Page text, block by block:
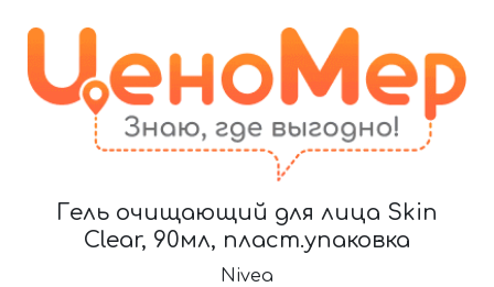
Гель очищающий для лица Skin
Clear, 90мл, пласт.упаковка
Nivea